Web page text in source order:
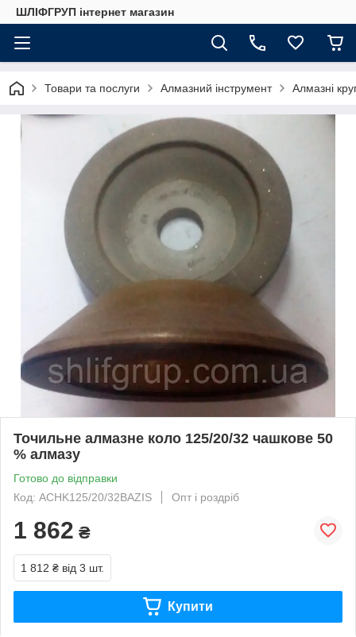
ШЛІФГРУП інтернет магазин
Товари та послуги Алмазний інструмент Алмазні
Точильне алмазне коло 125/20/32 чашкове 50
% алмазу
Готово до відправки
Код: ACHK125/20/32BAZIS
Опт і роздріб
1 862 ₴
1 812 ₴ від 3 шт.
Купити